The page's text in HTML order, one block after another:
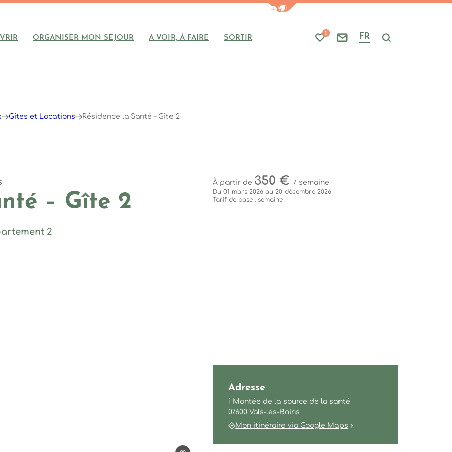
Afficher la barre de navigation du
ORGANISER MON SÉJOUR A VOIR, À FAIRE SORTIR Mes favoris
0
Nous contacter
FR Je recherche
Gîtes et Locations Résidence la Santé – Gîte 2
– Gîte 2
appartement 2, © Mathieu Dupont
À partir de 350 € / semaine
Du 01 mars 2026 au 20 décembre 2026
Tarif de base : semaine
Adresse
1 Montée de la source de la santé
07600 Vals-les-Bains
Mon itinéraire via Google Maps